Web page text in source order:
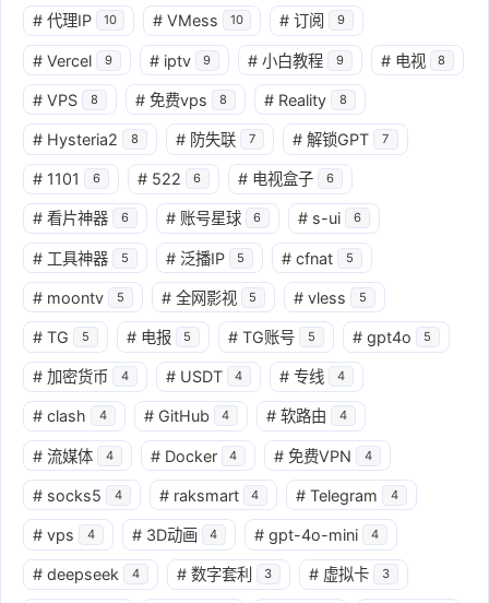
# 代理IP 10 # VMess 10 # 订阅 9
# Vercel 9 # iptv 9 # 小白教程 9 # 电视 8
# VPS 8 # 免费vps 8 # Reality 8
# Hysteria2 8 # 防失联 7 # 解锁GPT 7
# 1101 6 # 522 6 # 电视盒子 6
# 看片神器 6 # 账号星球 6 # s-ui 6
# 工具神器 5 # 泛播IP 5 # cfnat 5
# moontv 5 # 全网影视 5 # vless 5
# TG 5 # 电报 5 # TG账号 5 # gpt4o 5
# 加密货币 4 # USDT 4 # 专线 4
# clash 4 # GitHub 4 # 软路由 4
# 流媒体 4 # Docker 4 # 免费VPN 4
# socks5 4 # raksmart 4 # Telegram 4
# vps 4 # 3D动画 4 # gpt-4o-mini 4
# deepseek 4 # 数字套利 3 # 虚拟卡 3